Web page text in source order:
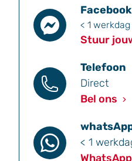
< 1 werkdag
Stuur
Telefoon
Direct
Bel ons
< 1